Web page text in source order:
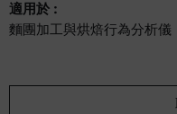
適用於 :
麵團加工與烘焙行為分析儀